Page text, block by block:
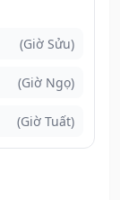
(Giờ Sửu)
(Giờ Ngọ)
(Giờ Tuất)